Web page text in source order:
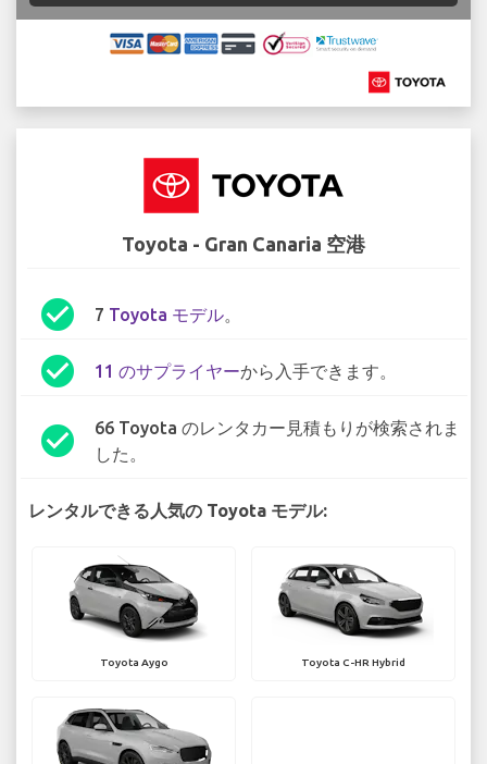
Toyota - Gran Canaria 空港
check_circle 7 Toyota モデル。
check_circle 11 のサプライヤーから入手できます。
check_circle
66 Toyota のレンタカー見積もりが検索されま
した。
レンタルできる人気の Toyota モデル:
Toyota Aygo Toyota C-HR Hybrid